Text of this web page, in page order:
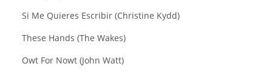
Si Me Quieres Escribir (Christine Kydd)
These Hands (The Wakes)
Owt For Nowt (John Watt)